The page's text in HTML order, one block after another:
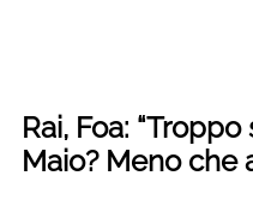
Rai, Foa:
Maio? Meno che